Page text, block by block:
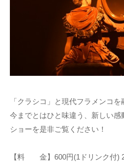
「クラシコ」と現代フラメンコを
今までとはひと味違う、新しい感
ショーを是非ご覧ください！
【料 金】600円(1ドリンク付)